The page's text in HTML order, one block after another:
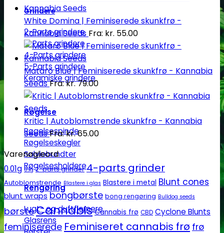
Grindere
2-Parts grindere
3-Parts grindere
4-Parts grindere
5-Parts grindere
Keramiske grindere
Røgelse
Røgelsespinde
Røgelseskegler
Salviebundter
Røgelsesholdere
Rengøring
Lugt- og duftfjernere
Glasrens
White Domina | Feminiserede skunkfrø -
Kannabia Seeds Fra: kr. 55.00
Mataro Blue | Feminiserede skunkfrø - Kannabia
SeedsFra:kr.79.00
Kritic | Autoblomstrende skunkfrø - Kannabia
SeedsFra:kr.65.00
Varenøgleord
0.01g 0.1g 2-parts grinder 4-parts grinder
Autoblomstrende Blastere i glas Blastere i metal Blunt cones
blunt wraps bongbørste bong rengøring Bulldog seeds
børsteCannabis Cannabis frø CBD Cyclone Blunts
feminiserede Feminiseret cannabis frø frø